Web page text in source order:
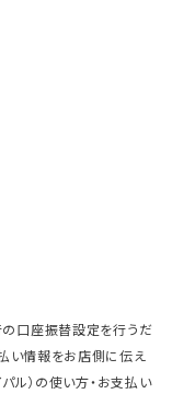
の口座振替設定を行うだ
い情報をお店側に伝え
ル）の使い方・お支払い